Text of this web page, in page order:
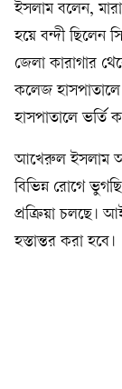
ইসলাম বলেন,
হয়ে বন্দী ছিলেন
জেলা কারাগার
কলেজ হাসপাতালে
হাসপাতালে ভর্তি
আখেরুল ইসলাম
বিভিন্ন রোগে
প্রক্রিয়া চলছে।
হস্তান্তর করা হবে।